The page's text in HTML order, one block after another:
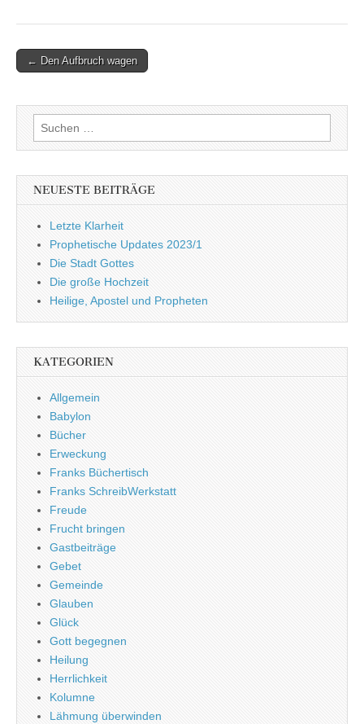
Post
← Den Aufbruch wagen
Suchen
nach:
NEUESTE BEITRÄGE
Letzte Klarheit
Prophetische Updates 2023/1
Die Stadt Gottes
Die große Hochzeit
Heilige, Apostel und Propheten
KATEGORIEN
Allgemein
Babylon
Bücher
Erweckung
Franks Büchertisch
Franks SchreibWerkstatt
Freude
Frucht bringen
Gastbeiträge
Gebet
Gemeinde
Glauben
Glück
Gott begegnen
Heilung
Herrlichkeit
Kolumne
Lähmung überwinden